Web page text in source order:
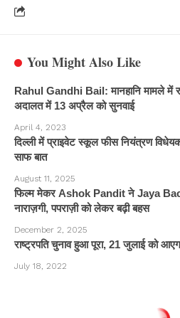
You Might Also Like
Rahul Gandhi Bail: मानहानि मामले में
अदालत में 13 अप्रैल को सुनवाई
April 4, 2023
दिल्ली में प्राइवेट स्कूल फीस नियंत्रण
साफ बात
August 11, 2025
फिल्म मेकर Ashok Pandit ने Jaya
नाराज़गी, पपराज़ी को लेकर बढ़ी बहस
December 2, 2025
राष्ट्रपति चुनाव हुआ पूरा, 21 जुलाई को
July 18, 2022